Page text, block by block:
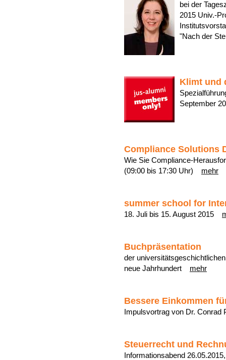
bei der
2015 Univ.-
"Nach der
Klimt und
September
Compliance Solutions
Wie Sie Compliance-
(09:00 bis 17:30 Uhr) mehr
summer school for
18. Juli bis 15. August 2015
Buchpräsentation
der
neue Jahrhundert mehr
Bessere Einkommen
Impulsvortrag von Dr.
Steuerrecht und
Informationsabend